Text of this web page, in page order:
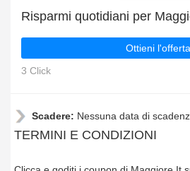
Ottieni l'offerta
3 Click
Scadere: Nessuna data di
TERMINI E CONDIZIONI